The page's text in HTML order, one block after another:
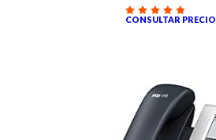
CONSULTAR PRECIO